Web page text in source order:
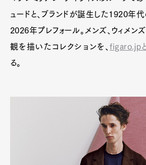
Official Columnist
Contact
Pen Meet
ュードと、ブランドが誕生した1920年
2026年プレフォール。メンズ、ウィメ
観を描いたコレクションを、figaro.jp
る。